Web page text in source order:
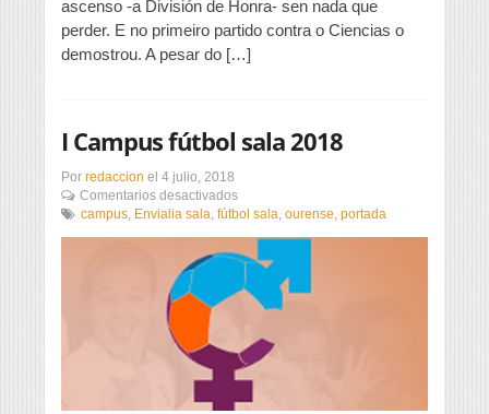
ascenso -a División de Honra- sen nada que
perder. E no primeiro partido contra o Ciencias o
demostrou. A pesar do […]
I Campus fútbol sala 2018
Por redaccion el 4 julio, 2018
Comentarios desactivadosen
I
fútbol
sala
2018
campus, Envialia sala, fútbol sala, ourense, portada